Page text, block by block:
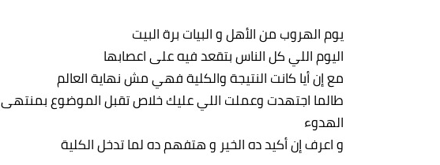
يوم الهروب من الأهل و البيات برة البيت
اليوم اللي كل الناس بتقعد فيه على اعصابها
مع إن أيا كانت النتيجة والكلية فهي مش نهاية العالم
طالما اجتهدت وعملت اللي عليك خلاص تقبل الموضوع بمنتهى
الهدوء
و اعرف إن أكيد ده الخير و هتفهم ده لما تدخل الكلية